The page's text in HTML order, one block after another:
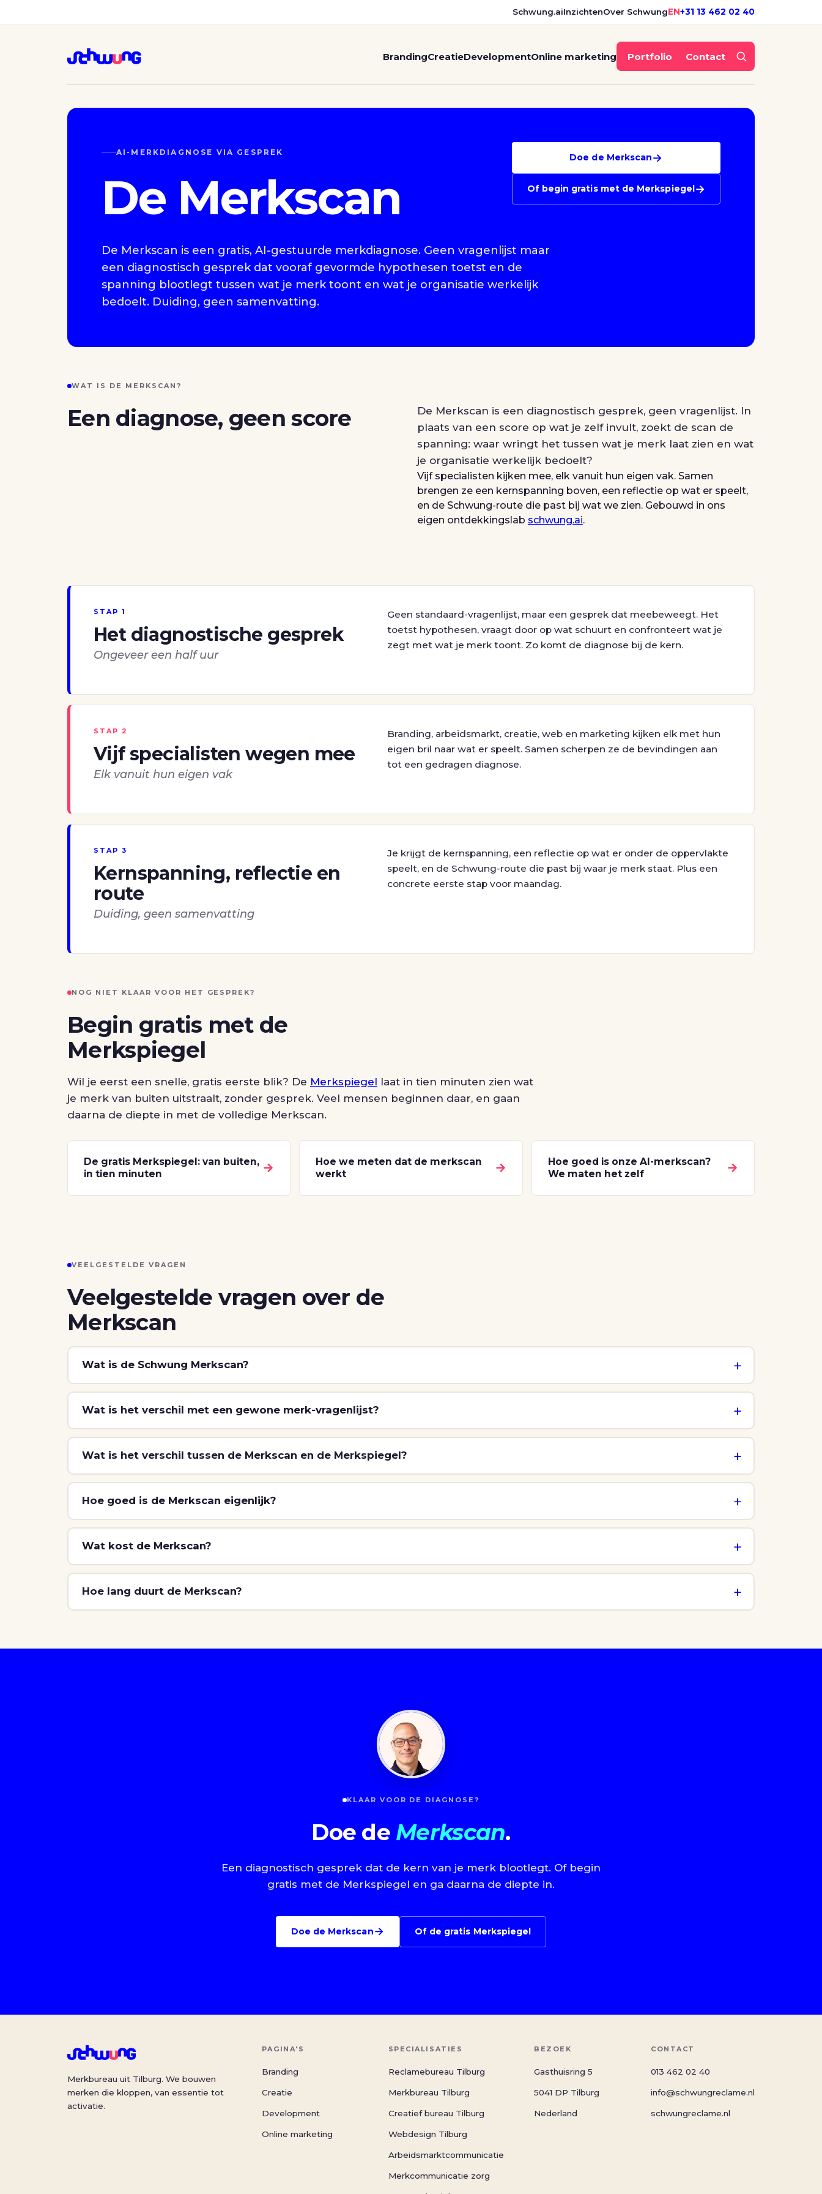
Schwung.aiInzichtenOver SchwungEN+31 13 462 02 40
BrandingCreatieDevelopmentOnline marketing Portfolio Contact
AI-MERKDIAGNOSE VIA GESPREK
De Merkscan
Doe de Merkscan→
Of begin gratis met de Merkspiegel→
De Merkscan is een gratis, AI-gestuurde merkdiagnose. Geen vragenlijst maar
een diagnostisch gesprek dat vooraf gevormde hypothesen toetst en de
spanning blootlegt tussen wat je merk toont en wat je organisatie werkelijk
bedoelt. Duiding, geen samenvatting.
WAT IS DE MERKSCAN?
Een diagnose, geen score
De Merkscan is een diagnostisch gesprek, geen vragenlijst. In
plaats van een score op wat je zelf invult, zoekt de scan de
spanning: waar wringt het tussen wat je merk laat zien en wat
je organisatie werkelijk bedoelt?
Vijf specialisten kijken mee, elk vanuit hun eigen vak. Samen
brengen ze een kernspanning boven, een reflectie op wat er speelt,
en de Schwung-route die past bij wat we zien. Gebouwd in ons
eigen ontdekkingslab schwung.ai.
STAP 1
Het diagnostische gesprek
Ongeveer een half uur
Geen standaard-vragenlijst, maar een gesprek dat meebeweegt. Het
toetst hypothesen, vraagt door op wat schuurt en confronteert wat je
zegt met wat je merk toont. Zo komt de diagnose bij de kern.
STAP 2
Vijf specialisten wegen mee
Elk vanuit hun eigen vak
Branding, arbeidsmarkt, creatie, web en marketing kijken elk met hun
eigen bril naar wat er speelt. Samen scherpen ze de bevindingen aan
tot een gedragen diagnose.
STAP 3
Kernspanning, reflectie en
route
Duiding, geen samenvatting
Je krijgt de kernspanning, een reflectie op wat er onder de oppervlakte
speelt, en de Schwung-route die past bij waar je merk staat. Plus een
concrete eerste stap voor maandag.
NOG NIET KLAAR VOOR HET GESPREK?
Begin gratis met de
Merkspiegel
Wil je eerst een snelle, gratis eerste blik? De Merkspiegel laat in tien minuten zien wat
je merk van buiten uitstraalt, zonder gesprek. Veel mensen beginnen daar, en gaan
daarna de diepte in met de volledige Merkscan.
De gratis Merkspiegel: van buiten,
in tien minuten
→
Hoe we meten dat de merkscan
werkt
→
Hoe goed is onze AI-merkscan?
We maten het zelf
→
VEELGESTELDE VRAGEN
Veelgestelde vragen over de
Merkscan
Wat is de Schwung Merkscan?
Wat is het verschil met een gewone merk-vragenlijst?
Wat is het verschil tussen de Merkscan en de Merkspiegel?
Hoe goed is de Merkscan eigenlijk?
Wat kost de Merkscan?
Hoe lang duurt de Merkscan?
KLAAR VOOR DE DIAGNOSE?
Doe de Merkscan.
Een diagnostisch gesprek dat de kern van je merk blootlegt. Of begin
gratis met de Merkspiegel en ga daarna de diepte in.
Doe de Merkscan→ Of de gratis Merkspiegel
Merkbureau uit Tilburg. We bouwen
merken die kloppen, van essentie tot
activatie.
PAGINA'S
Branding
Creatie
Development
Online marketing
SPECIALISATIES
Reclamebureau Tilburg
Merkbureau Tilburg
Creatief bureau Tilburg
Webdesign Tilburg
Arbeidsmarktcommunicatie
Merkcommunicatie zorg
BEZOEK
Gasthuisring 5
5041 DP Tilburg
Nederland
CONTACT
013 462 02 40
info@schwungreclame.nl
schwungreclame.nl